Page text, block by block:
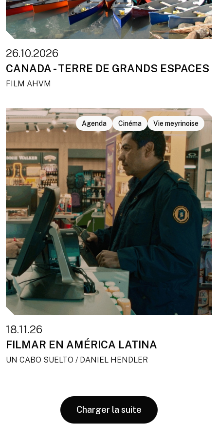
26.10.2026
CANADA - TERRE DE GRANDS ESPACES
FILM AHVM
Agenda Cinéma Vie meyrinoise
18.11.26
FILMAR EN AMÉRICA LATINA
UN CABO SUELTO / DANIEL HENDLER
Charger la suite